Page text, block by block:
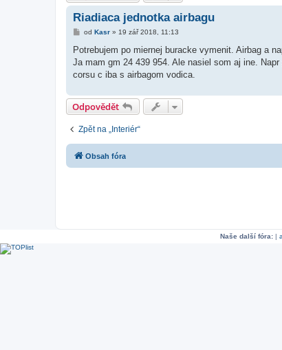
Riadiaca jednotka airbagu
P
í
p
ě
k
od Kasr» 19 zář 2018, 11:13
Potrebujem po miernej buracke vymenit. Airbag a
Ja mam gm 24 439 954. Ale nasiel som aj ine.
corsu c iba s airbagom vodica.
Odpovědět
Zpět na „Interiér“
Obsah fóra
Naše další fóra: |